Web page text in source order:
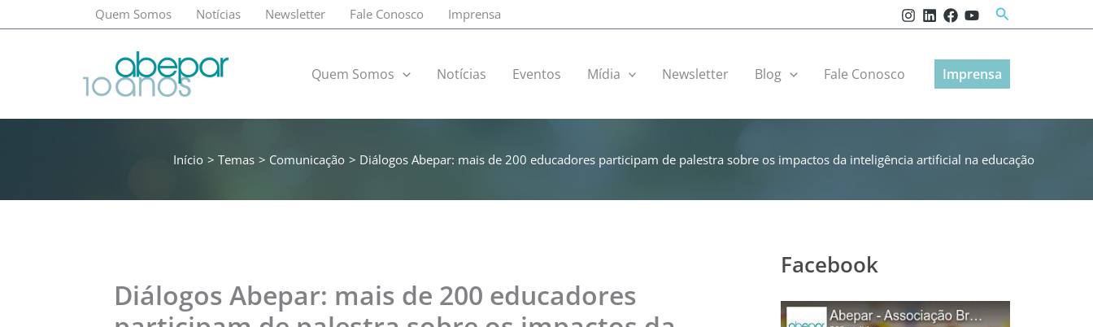
para
Quem Somos Notícias Newsletter Fale Conosco Imprensa Pesquisar
Quem Somos Notícias Eventos Mídia Newsletter Blog Fale Conosco Imprensa
Início Temas Comunicação Diálogos Abepar: mais de 200 educadores participam de palestra sobre os impactos da inteligência artificial na educação
Diálogos Abepar: mais de 200 educadores
Facebook